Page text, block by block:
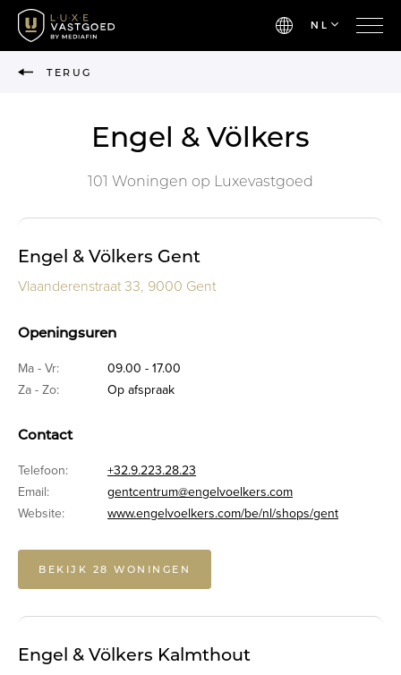
NL
TERUG
Engel & Völkers
101 Woningen op Luxevastgoed
Engel & Völkers Gent
Vlaanderenstraat 33, 9000 Gent
Openingsuren
Ma - Vr:
09.00 - 17.00
Za - Zo:
Op afspraak
Contact
Telefoon:
+32.9.223.28.23
Email:
gentcentrum@engelvoelkers.com
Website:
www.engelvoelkers.com/be/nl/shops/gent
BEKIJK 28 WONINGEN
Engel & Völkers Kalmthout